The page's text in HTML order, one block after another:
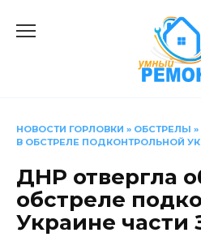
НОВОСТИ ГОРЛОВКИ » ОБСТРЕЛЫ »
В ОБСТРЕЛЕ ПОДКОНТРОЛЬНОЙ
ДНР отвергла
обстреле
Украине части